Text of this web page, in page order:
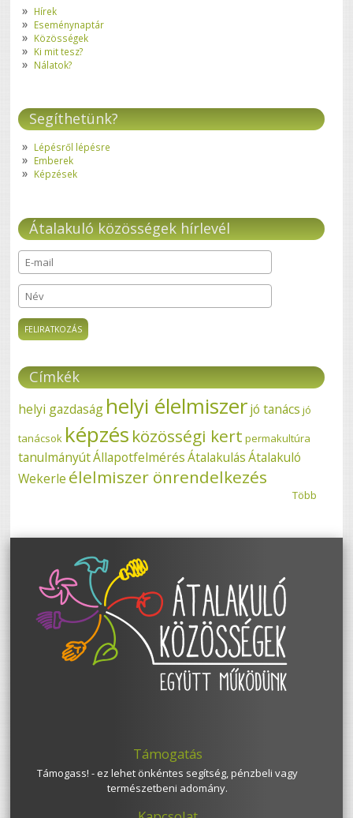
Hírek
Eseménynaptár
Közösségek
Ki mit tesz?
Nálatok?
Segíthetünk?
Lépésről lépésre
Emberek
Képzések
Átalakuló közösségek hírlevél
E-mail*
Név
Címkék
helyi gazdaság helyi élelmiszerjó tanács jó
tanácsok képzés közösségi kert permakultúra
tanulmányútÁllapotfelmérés Átalakulás Átalakuló
Wekerle élelmiszer önrendelkezés
Több
Támogatás
Támogass! - ez lehet önkéntes segítség, pénzbeli vagy
természetbeni adomány.